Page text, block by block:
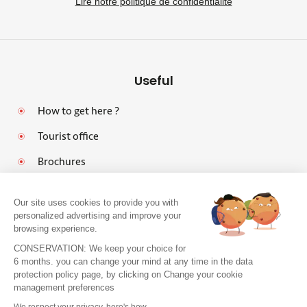
Useful
How to get here ?
Tourist office
Brochures
Legal notices
Personal data protection policy and cookies
Pro area
Our site uses cookies to provide you with
personalized advertising and improve your
browsing experience.
CONSERVATION: We keep your choice for
6 months. you can change your mind at any time in the data
protection policy page, by clicking on Change your cookie
management preferences